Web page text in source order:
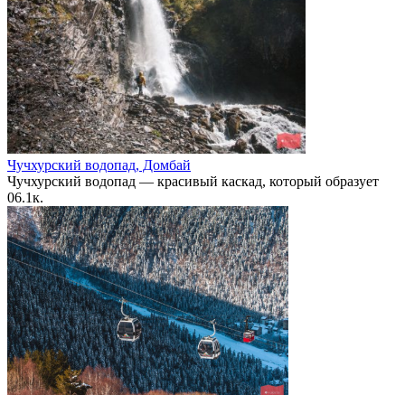
Чучхурский водопад, Домбай
Чучхурский водопад — красивый каскад, который образует
06.1к.